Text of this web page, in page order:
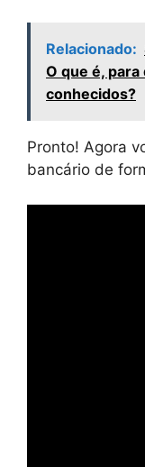
Relacionado:
O que é,
conhecidos?
Pronto! Agora
bancário de